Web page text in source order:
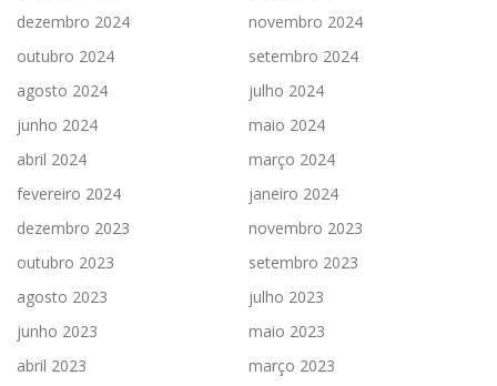
dezembro 2024
novembro 2024
outubro 2024
setembro 2024
agosto 2024
julho 2024
junho 2024
maio 2024
abril 2024
março 2024
fevereiro 2024
janeiro 2024
dezembro 2023
novembro 2023
outubro 2023
setembro 2023
agosto 2023
julho 2023
junho 2023
maio 2023
abril 2023
março 2023